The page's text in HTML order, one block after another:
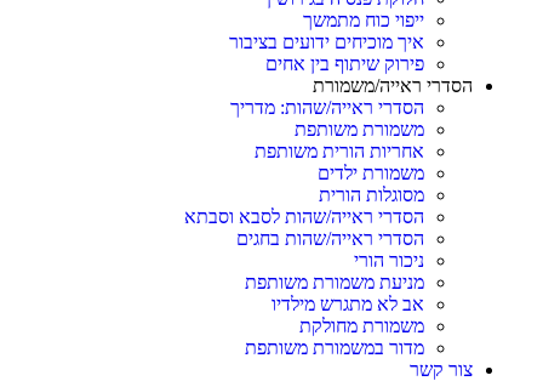
ייפוי כוח מתמשך
איך מוכיחים ידועים בציבור
פירוק שיתוף בין אחים
הסדרי ראייה/משמורת
הסדרי ראייה/שהות: מדריך
משמורת משותפת
אחריות הורית משותפת
משמורת ילדים
מסוגלות הורית
הסדרי ראייה/שהות לסבא וסבתא
הסדרי ראייה/שהות בחגים
ניכור הורי
מניעת משמורת משותפת
אב לא מתגרש מילדיו
משמורת מחולקת
מדור במשמורת משותפת
צור קשר